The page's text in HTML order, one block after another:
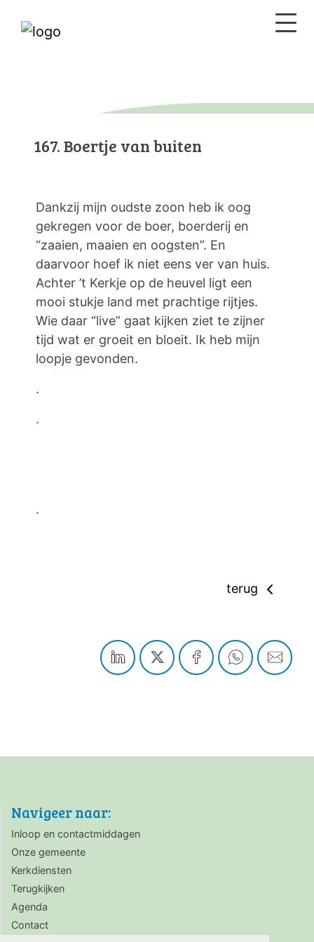
167. Boertje van buiten
Dankzij mijn oudste zoon heb ik oog
gekregen voor de boer, boerderij en
“zaaien, maaien en oogsten”. En
daarvoor hoef ik niet eens ver van huis.
Achter ’t Kerkje op de heuvel ligt een
mooi stukje land met prachtige rijtjes.
Wie daar “live” gaat kijken ziet te zijner
tijd wat er groeit en bloeit. Ik heb mijn
loopje gevonden.
.
.
.
terug
Navigeer naar:
Inloop en contactmiddagen
Onze gemeente
Kerkdiensten
Terugkijken
Agenda
Contact